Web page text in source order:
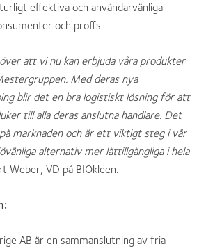
effektiva och användarvänliga
och proffs.
att vi nu kan erbjuda våra produkter
Med deras nya
blir det en bra logistiskt lösning för att
till alla deras anslutna handlare. Det
marknaden och är ett viktigt steg i vår
alternativ mer lättillgängliga i hela
Weber, VD på BIOkleen.
AB är en sammanslutning av fria